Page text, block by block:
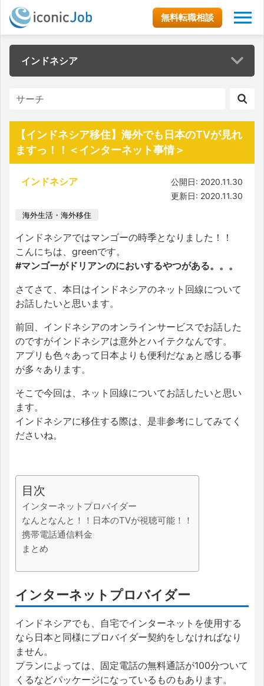
無料転職相談
インドネシア
【インドネシア移住】海外でも日本のTVが見れ
ますっ！！＜インターネット事情＞
インドネシア
公開日: 2020.11.30
更新日: 2020.11.30
海外生活・海外移住
インドネシアではマンゴーの時季となりました！！
こんにちは、greenです。
#マンゴーがドリアンのにおいするやつがある。。。
さてさて、本日はインドネシアのネット回線について
お話したいと思います。
前回、インドネシアのオンラインサービスでお話した
のですがインドネシアは意外とハイテクなんです。
アプリも色々あって日本よりも便利だなぁと感じる事
が多々あります。
そこで今回は、ネット回線についてお話したいと思い
ます。
インドネシアに移住する際は、是非参考にしてみてく
ださいね。
目次
インターネットプロバイダー
なんとなんと！！日本のTVが視聴可能！！
携帯電話通信料金
まとめ
インターネットプロバイダー
インドネシアでも、自宅でインターネットを使用する
なら日本と同様にプロバイダー契約をしなければなり
ません。
プランによっては、固定電話の無料通話が100分ついて
くるなどパッケージになっているものもあります。